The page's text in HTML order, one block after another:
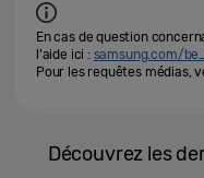
En cas de question
l'aide ici : samsung.com/
Pour les requêtes médias,
Découvrez les